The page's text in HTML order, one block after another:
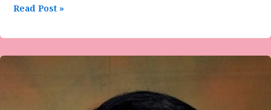
Read Post »